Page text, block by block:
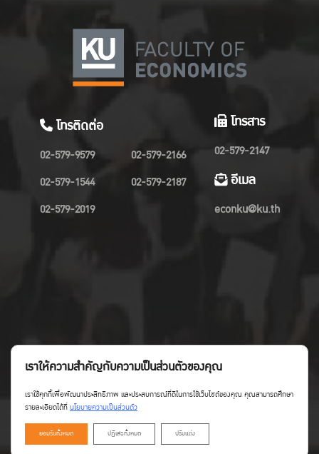
โทรติดต่อ
02-579-9579
02-579-1544
02-579-2019
02-579-2166
02-579-2187
โทรสาร
02-579-2147
อีเมล
econku@ku.th
Copyright©Faculty of Economics KU
เราให้ความสำคัญกับความเป็นส่วนตัวของคุณ
เราใช้คุกกี้เพื่อพัฒนาประสิทธิภาพ และประสบการณ์ที่ดีในการใช้เว็บไซต์ของคุณ คุณสามารถศึกษา
รายละเอียดได้ที่นโยบายความเป็นส่วนตัว
ยอมรับทั้งหมด ปฏิเสธทั้งหมด ปรับแต่ง